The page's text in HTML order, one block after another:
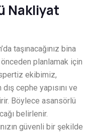
Nakliyat
taşınacağınız bina
önceden planlamak için
ekibimiz,
cephe yapısını ve
Böylece asansörlü
belirlenir.
güvenli bir şekilde